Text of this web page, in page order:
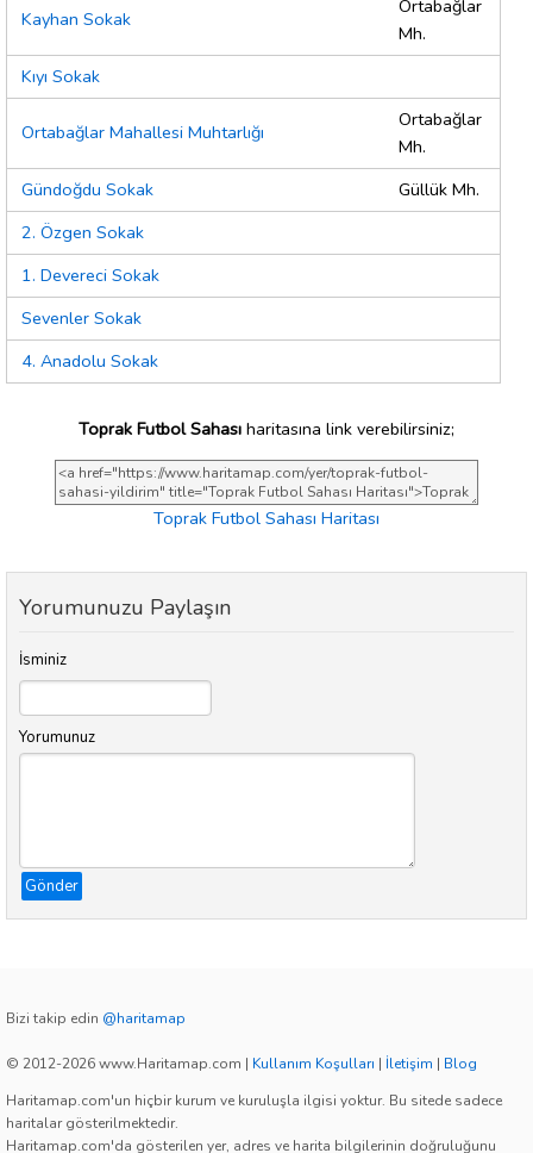
Kayhan Sokak
Ortabağlar
Mh.
Kıyı Sokak
Ortabağlar Mahallesi Muhtarlığı
Ortabağlar
Mh.
Gündoğdu Sokak
Güllük Mh.
2. Özgen Sokak
1. Devereci Sokak
Sevenler Sokak
4. Anadolu Sokak
Toprak Futbol Sahası haritasına link verebilirsiniz;
Toprak Futbol Sahası Haritası
Yorumunuzu Paylaşın
İsminiz
Yorumunuz
Gönder
Bizi takip edin @haritamap
© 2012-2026 www.Haritamap.com | Kullanım Koşulları | İletişim | Blog
Haritamap.com'un hiçbir kurum ve kuruluşla ilgisi yoktur. Bu sitede sadece
haritalar gösterilmektedir.
Haritamap.com'da gösterilen yer, adres ve harita bilgilerinin doğruluğunu